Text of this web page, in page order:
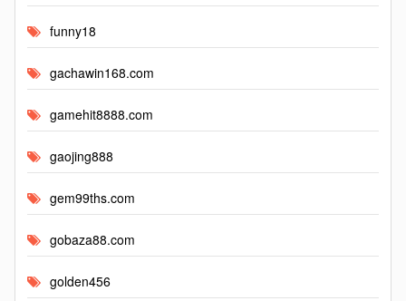
funny18
gachawin168.com
gamehit8888.com
gaojing888
gem99ths.com
gobaza88.com
golden456